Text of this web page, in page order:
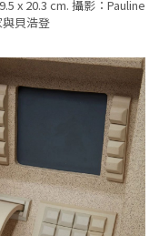
x 20.3 cm. 攝影：Pauline
貝浩登